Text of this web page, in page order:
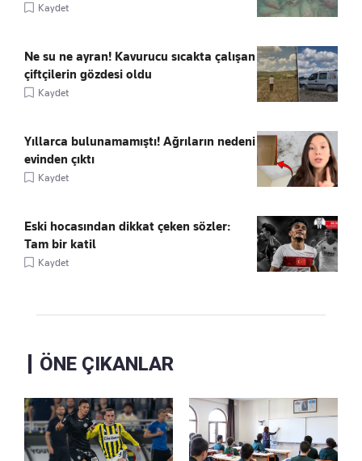
Kaydet
Ne su ne ayran! Kavurucu sıcakta çalışan
çiftçilerin gözdesi oldu
Kaydet
Yıllarca bulunamamıştı! Ağrıların nedeni
evinden çıktı
Kaydet
Eski hocasından dikkat çeken sözler:
Tam bir katil
Kaydet
ÖNE ÇIKANLAR